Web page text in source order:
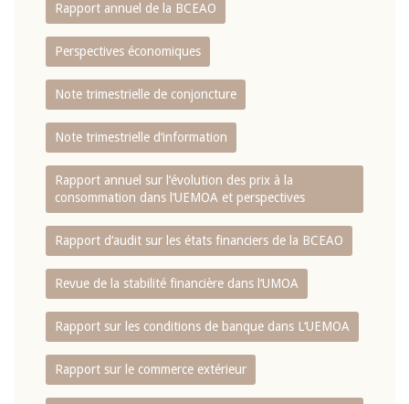
Rapport annuel de la BCEAO
Perspectives économiques
Note trimestrielle de conjoncture
Note trimestrielle d‘information
Rapport annuel sur l‘évolution des prix à la
consommation dans l‘UEMOA et perspectives
Rapport d‘audit sur les états financiers de la BCEAO
Revue de la stabilité financière dans l‘UMOA
Rapport sur les conditions de banque dans L‘UEMOA
Rapport sur le commerce extérieur